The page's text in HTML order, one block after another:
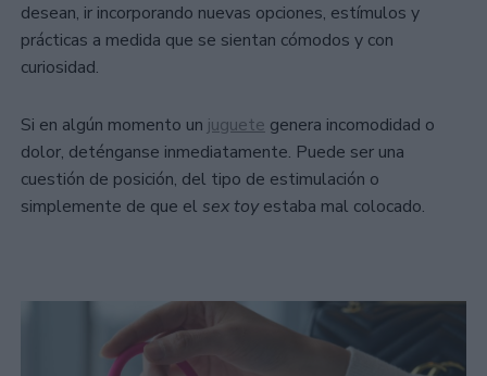
desean, ir incorporando nuevas opciones, estímulos y
prácticas a medida que se sientan cómodos y con
curiosidad.
Si en algún momento un juguete genera incomodidad o
dolor, deténganse inmediatamente. Puede ser una
cuestión de posición, del tipo de estimulación o
simplemente de que el sex toyestaba mal colocado.